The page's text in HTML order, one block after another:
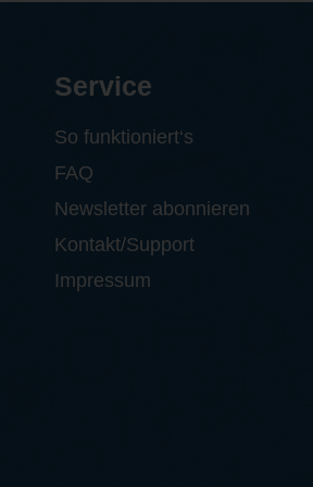
Service
So funktioniert‘s
FAQ
Newsletter abonnieren
Kontakt/Support
Impressum